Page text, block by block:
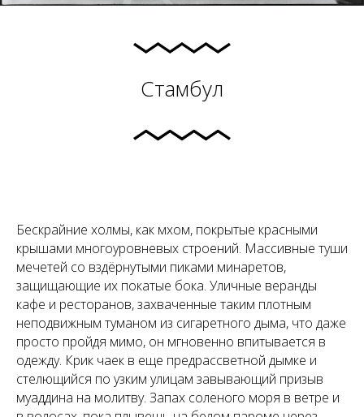
Стамбул
Бескрайние холмы, как мхом, покрытые красными
крышами многоуровневых строений. Массивные туши
мечетей со вздёрнутыми пиками минаретов,
защищающие их покатые бока. Уличные веранды
кафе и ресторанов, захваченные таким плотным
неподвижным туманом из сигаретного дыма, что даже
просто пройдя мимо, он мгновенно впитывается в
одежду. Крик чаек в еще предрассветной дымке и
стелющийся по узким улицам завывающий призыв
муаддина на молитву. Запах соленого моря в ветре и